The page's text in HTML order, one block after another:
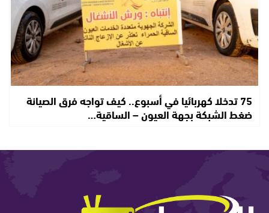
75 تدخلا كهربائيا في أسبوع.. كيف تواجه فرق الصيانة
ضغط الشبكة بجهة العيون – الساقية…